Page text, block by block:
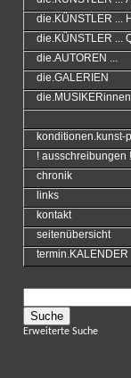
die.KÜNSTLER ...
die.KÜNSTLER ...
die.AUTOREN ...
die.GALERIEN
die.MUSIKERinnen
konditionen.kunst-
! ausschreibungen !
chronik
links
kontakt
seitenübersicht
termin.KALENDER
Erweiterte Suche